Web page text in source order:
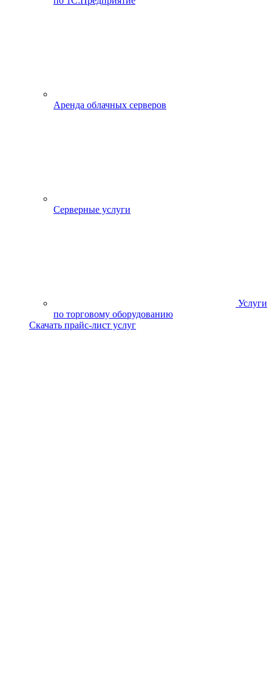
Аренда облачных серверов
Серверные услуги
Услуги
по торговому оборудованию
Скачать прайс-лист услуг